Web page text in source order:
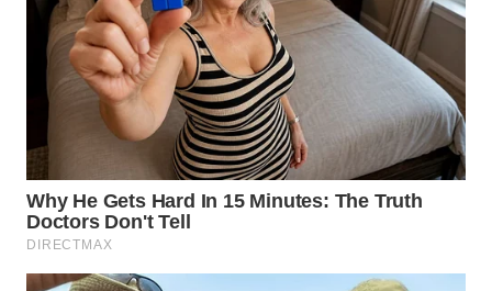
BOGOR
WN
DEPOK
UTARA
WN
SAMOSIR